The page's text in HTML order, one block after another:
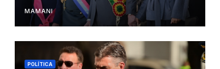
MAMANI
POLÍTICA